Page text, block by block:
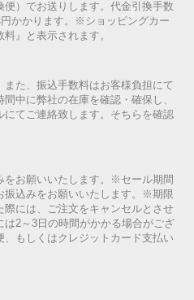
）でお送りします。代金引換手数
かかります。※ショッピングカー
』と表示されます。
た、振込手数料はお客様負担にて
中に弊社の在庫を確認・確保し、
てご連絡致します。そちらを確認
をお願いいたします。※セール期間
振込みをお願いいたします。※期限
には、ご注文をキャンセルとさせ
2～3日の時間がかかる場合がござ
もしくはクレジットカード支払い